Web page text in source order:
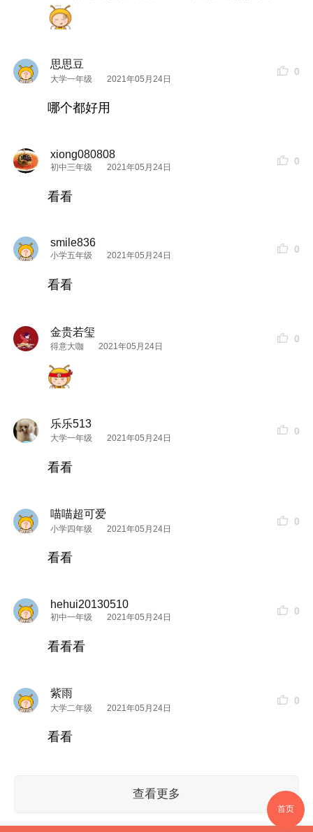
扁桃精粹=舒缓镇定肌肤
槐花蜜-润泽提亮
酵母提取物-美白淡斑，抗氧化
透明质酸-补水保湿
测评感受：
水～这家还有一个很火的产品，就是传说中的十全
主要成分：
鼠尾草提取物-舒缓肌肤，保湿锁水
测评感受：
希思 黎粉水
思思豆
大学一年级 2021年05月24日
0
哪个都好用
xiong080808
初中三年级 2021年05月24日
0
看看
smile836
小学五年级 2021年05月24日
0
看看
金贵若玺
得意大咖 2021年05月24日
0
乐乐513
大学一年级 2021年05月24日
0
看看
喵喵超可爱
小学四年级 2021年05月24日
0
看看
hehui20130510
初中一年级 2021年05月24日
0
看看看
紫雨
大学二年级 2021年05月24日
0
看看
查看更多
首页